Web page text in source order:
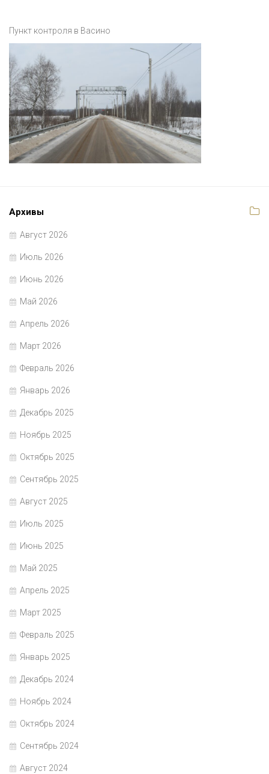
Пункт контроля в Васино
Архивы
Август 2026
Июль 2026
Июнь 2026
Май 2026
Апрель 2026
Март 2026
Февраль 2026
Январь 2026
Декабрь 2025
Ноябрь 2025
Октябрь 2025
Сентябрь 2025
Август 2025
Июль 2025
Июнь 2025
Май 2025
Апрель 2025
Март 2025
Февраль 2025
Январь 2025
Декабрь 2024
Ноябрь 2024
Октябрь 2024
Сентябрь 2024
Август 2024